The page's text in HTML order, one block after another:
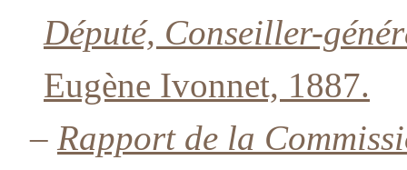
Député, Conseiller-
Eugène Ivonnet, 1887.
– Rapport de la